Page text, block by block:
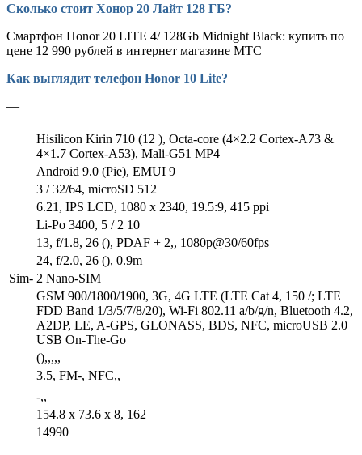
Сколько стоит Хонор 20 Лайт 128 ГБ?
Смартфон Honor 20 LITE 4/ 128Gb Midnight Black: купить по
цене 12 990 рублей в интернет магазине МТС
Как выглядит телефон Honor 10 Lite?
—
Hisilicon Kirin 710 (12 ), Octa-core (4×2.2 Cortex-A73 &
4×1.7 Cortex-A53), Mali-G51 MP4
Android 9.0 (Pie), EMUI 9
3 / 32/64, microSD 512
6.21, IPS LCD, 1080 x 2340, 19.5:9, 415 ppi
Li-Po 3400, 5 / 2 10
13, f/1.8, 26 (), PDAF + 2,, 1080p@30/60fps
24, f/2.0, 26 (), 0.9m
Sim- 2 Nano-SIM
GSM 900/1800/1900, 3G, 4G LTE (LTE Cat 4, 150 /; LTE
FDD Band 1/3/5/7/8/20), Wi-Fi 802.11 a/b/g/n, Bluetooth 4.2,
A2DP, LE, A-GPS, GLONASS, BDS, NFC, microUSB 2.0
USB On-The-Go
(),,,,,
3.5, FM-, NFC,,
-,,
154.8 x 73.6 x 8, 162
14990